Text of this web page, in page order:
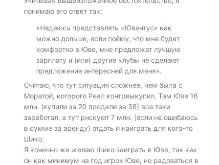
понимаю его ответ так:
«Надеюсь представлять «Ювентус» как
можно дольше, если пойму, что мне будет
комфортно в Юве, мне предложат лучшую
зарплату и (или) другие клубы не сделают
предложение интересней для меня».
Считаю, что тут ситуация сложнее, чем была с
Моратой, которого Реал контрвыкупил. Там Юве 16
млн. (купили за 20 продали за 36) все таки
заработал, а тут рискуют 7 млн. (если не ошибаюсь
в сумме за аренду) отдать и наиграть для кого-то
Шико.
Я конечно же желаю Шико заиграть в Юве, так как
он как минимум на год игрок Юве, но радоваться в